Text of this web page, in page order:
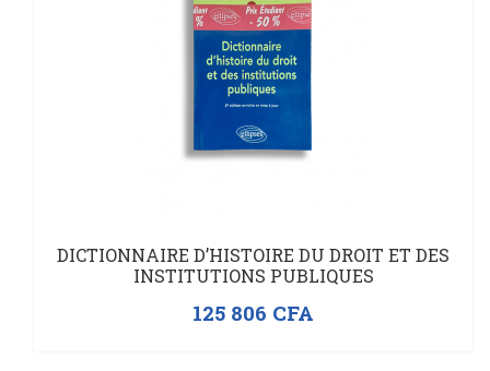
DICTIONNAIRE D’HISTOIRE DU DROIT ET DES
INSTITUTIONS PUBLIQUES
125 806 CFA